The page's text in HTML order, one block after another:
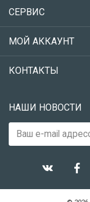
СЕРВИС
МОЙ АККАУНТ
КОНТАКТЫ
НАШИ НОВОСТИ